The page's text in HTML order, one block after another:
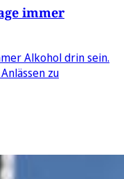
immer
Alkohol drin sein.
zu